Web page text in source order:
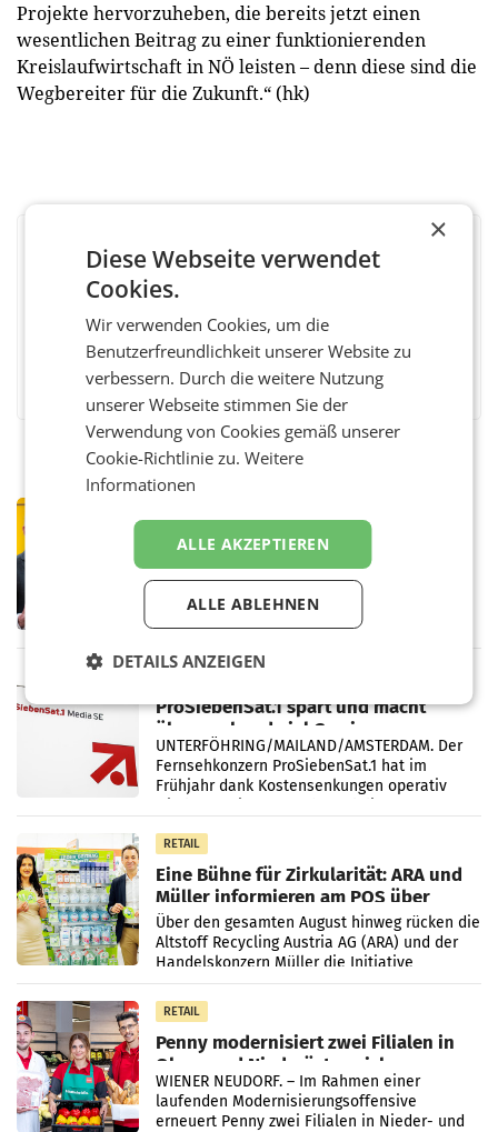
Projekte hervorzuheben, die bereits jetzt einen
wesentlichen Beitrag zu einer funktionierenden
Kreislaufwirtschaft in NÖ leisten – denn diese sind die
Wegbereiter für die Zukunft.“ (hk)
BEWERTEN SIE DIESEN ARTIKEL
Österreichische Post: Umsatzplus im
ersten Halbjahr trotz schwachem
Briefgeschäft
WIEN Die Österreichische Post AG hat im
ersten Halbjahr 2026 einen Konzernumsatz
von 1.544,0 Mio. EUR erwirtschaftet, was
Vergleichszeitraum
ProSiebenSat.1 spart und macht
überraschend viel Gewinn
UNTERFÖHRING/MAILAND/AMSTERDAM. Der
Fernsehkonzern ProSiebenSat.1 hat im
Frühjahr dank Kostensenkungen operativ
RETAIL
Eine Bühne für Zirkularität: ARA und
Müller informieren am POS über
Kreislauffähigkeit
Über den gesamten August hinweg rücken die
Altstoff Recycling Austria AG (ARA) und der
Handelskonzern Müller die Initiative
„Kreislauf-Helden“ in allen österreichischen
Müller-Filialen
RETAIL
Penny modernisiert zwei Filialen in
Ober- und Niederösterreich
WIENER NEUDORF. – Im Rahmen einer
laufenden Modernisierungsoffensive
erneuert Penny zwei Filialen in Nieder- und
×
Diese Webseite verwendet
Cookies.
Wir verwenden Cookies, um die
Benutzerfreundlichkeit unserer Website zu
verbessern. Durch die weitere Nutzung
unserer Webseite stimmen Sie der
Verwendung von Cookies gemäß unserer
Cookie-Richtlinie zu.Weitere
Informationen
ALLE AKZEPTIEREN
ALLE ABLEHNEN
DETAILS ANZEIGEN